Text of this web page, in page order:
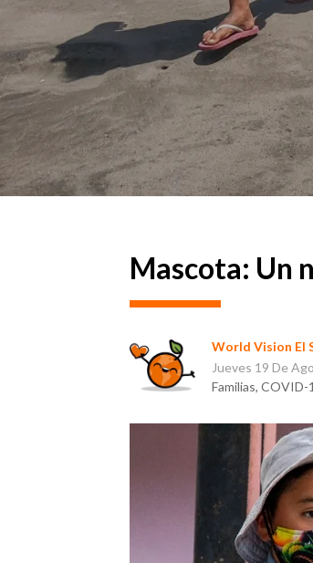
Mascota: Un
World Vision El
Jueves 19 De
Familias, COVID-